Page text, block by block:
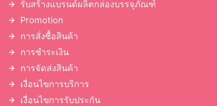
รับสร้างแบรนด์ผลิตกล่องบรรจุภัณฑ์
Promotion
การสั่งซื้อสินค้า
การชำระเงิน
การจัดส่งสินค้า
เงื่อนไขการบริการ
เงื่อนไขการรับประกัน